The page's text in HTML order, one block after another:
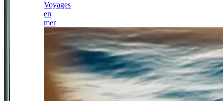
Voyages
en
mer